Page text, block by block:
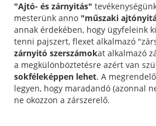
"Ajtó- és zárnyitás"
mesterünk anno "műszaki
annak érdekében, hogy ügyfeleink
tenni pajszert, flexet alkalmazó
zárnyitó szerszámokat alkalmazó
a megkülönböztetésre azért van
sokféleképpen lehet. A
legyen, hogy maradandó (azonnal
ne okozzon a zárszerelő.